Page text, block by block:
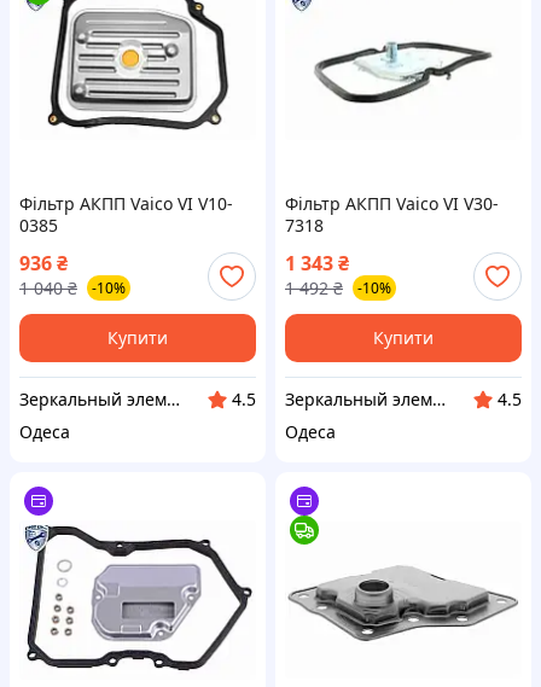
Фільтр АКПП Vaico VI V10-
0385
936₴
1 040 ₴ -10%
Купити
Зеркальный элемент
4.5
Одеса
Фільтр АКПП Vaico VI V30-
7318
1 343₴
1 492 ₴ -10%
Купити
Зеркальный элемент
4.5
Одеса